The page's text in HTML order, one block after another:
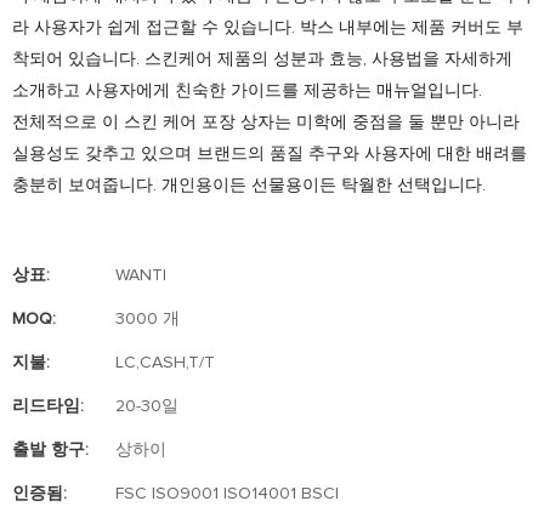
라 사용자가 쉽게 접근할 수 있습니다. 박스 내부에는 제품 커버도 부
착되어 있습니다. 스킨케어 제품의 성분과 효능, 사용법을 자세하게
소개하고 사용자에게 친숙한 가이드를 제공하는 매뉴얼입니다.
전체적으로 이 스킨 케어 포장 상자는 미학에 중점을 둘 뿐만 아니라
실용성도 갖추고 있으며 브랜드의 품질 추구와 사용자에 대한 배려를
충분히 보여줍니다. 개인용이든 선물용이든 탁월한 선택입니다.
상표: WANTI
MOQ: 3000 개
지불: LC,CASH,T/T
리드타임: 20-30일
출발 항구: 상하이
인증됨: FSC ISO9001 ISO14001 BSCI